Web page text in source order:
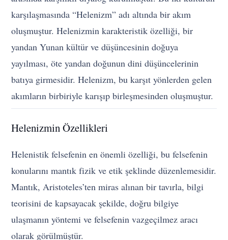
karşılaşmasında “Helenizm” adı altında bir akım
oluşmuştur. Helenizmin karakteristik özelliği, bir
yandan Yunan kültür ve düşüncesinin doğuya
yayılması, öte yandan doğunun dini düşüncelerinin
batıya girmesidir. Helenizm, bu karşıt yönlerden gelen
akımların birbiriyle karışıp birleşmesinden oluşmuştur.
Helenizmin Özellikleri
Helenistik felsefenin en önemli özelliği, bu felsefenin
konularını mantık fizik ve etik şeklinde düzenlemesidir.
Mantık, Aristoteles’ten miras alınan bir tavırla, bilgi
teorisini de kapsayacak şekilde, doğru bilgiye
ulaşmanın yöntemi ve felsefenin vazgeçilmez aracı
olarak görülmüştür.